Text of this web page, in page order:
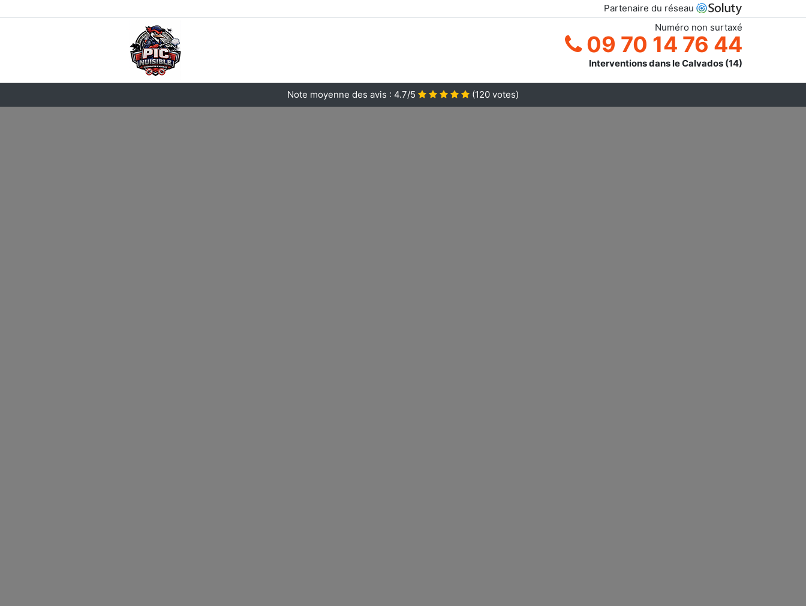
Partenaire du réseau
Numéro non surtaxé
09 70 14 76 44
Interventions dans le Calvados (14)
Note moyenne des avis : 4.7/5 (120 votes)